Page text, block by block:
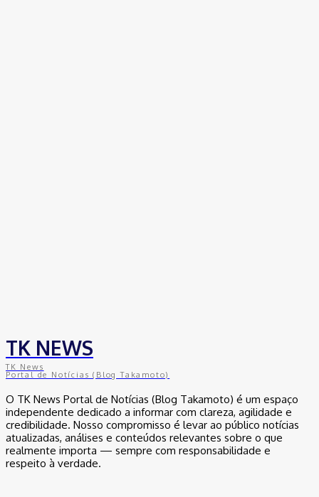
TK NEWS
TK News
Portal de Notícias (Blog Takamoto)
O TK News Portal de Notícias (Blog Takamoto) é um espaço
independente dedicado a informar com clareza, agilidade e
credibilidade. Nosso compromisso é levar ao público notícias
atualizadas, análises e conteúdos relevantes sobre o que
realmente importa — sempre com responsabilidade e
respeito à verdade.